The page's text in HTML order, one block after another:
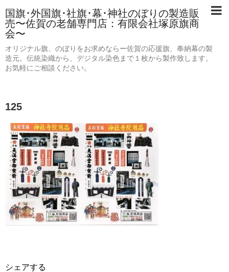
国旗･外国旗･社旗･幕･神社のぼりの製造販
売〜佐賀の老舗専門店：有限会社塚原旗商
会〜
オリジナル旗、のぼりをお求めならー佐賀の応援旗、奉納幕の製
造元。伝統染織から、デジタル染色まで１枚から製作致します。
お気軽にご相談ください。
125
シェアする